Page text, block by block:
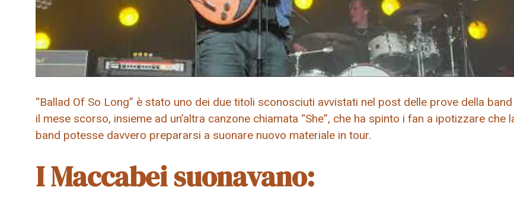
“Ballad Of So Long” è stato uno dei due titoli sconosciuti avvistati nel post delle prove della band
il mese scorso, insieme ad un’altra canzone chiamata “She”, che ha spinto i fan a ipotizzare che
band potesse davvero prepararsi a suonare nuovo materiale in tour.
I Maccabei suonavano: